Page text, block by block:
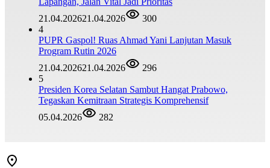
21.04.202621.04.2026
300
4
‎PUPR Gaspol! Ruas Ahmad Yani Lanjutan Masuk
Program Rutin 2026
21.04.202621.04.2026
296
5
Presiden Korea Selatan Sambut Hangat Prabowo,
Tegaskan Kemitraan Strategis Komprehensif
05.04.2026
282